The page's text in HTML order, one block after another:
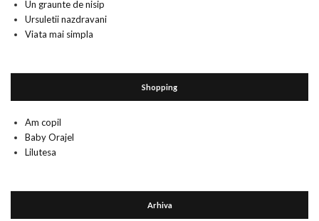
Un graunte de nisip
Ursuletii nazdravani
Viata mai simpla
Shopping
Am copil
Baby Orajel
Lilutesa
Arhiva